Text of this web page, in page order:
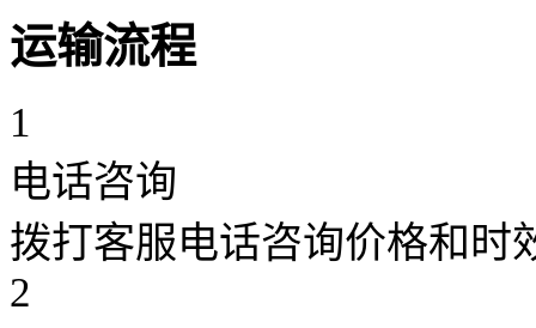
运输流程
1
电话咨询
拨打客服电话咨询价格和时
2